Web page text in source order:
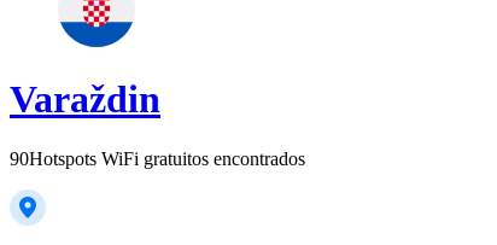
Varaždin
90Hotspots WiFi gratuitos encontrados